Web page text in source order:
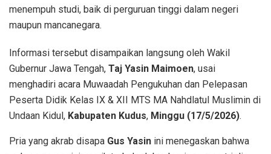
menempuh studi, baik di perguruan tinggi dalam negeri
maupun mancanegara.
Informasi tersebut disampaikan langsung oleh Wakil
Gubernur Jawa Tengah, Taj Yasin Maimoen, usai
menghadiri acara Muwaadah Pengukuhan dan Pelepasan
Peserta Didik Kelas IX & XII MTS MA Nahdlatul Muslimin di
Undaan Kidul, Kabupaten Kudus, Minggu (17/5/2026).
Pria yang akrab disapa Gus Yasin ini menegaskan bahwa